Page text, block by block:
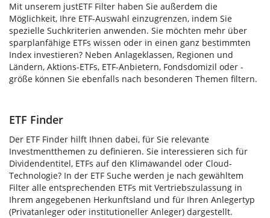
Mit unserem justETF Filter haben Sie außerdem die
Möglichkeit, Ihre ETF-Auswahl einzugrenzen, indem Sie
spezielle Suchkriterien anwenden. Sie möchten mehr über
sparplanfähige ETFs wissen oder in einen ganz bestimmten
Index investieren? Neben Anlageklassen, Regionen und
Ländern, Aktions-ETFs, ETF-Anbietern, Fondsdomizil oder -
größe können Sie ebenfalls nach besonderen Themen filtern.
ETF Finder
Der ETF Finder hilft Ihnen dabei, für Sie relevante
Investmentthemen zu definieren. Sie interessieren sich für
Dividendentitel, ETFs auf den Klimawandel oder Cloud-
Technologie? In der ETF Suche werden je nach gewähltem
Filter alle entsprechenden ETFs mit Vertriebszulassung in
Ihrem angegebenen Herkunftsland und für Ihren Anlegertyp
(Privatanleger oder institutioneller Anleger) dargestellt.